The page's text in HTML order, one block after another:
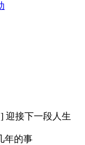
迎接下一段人生
年的事